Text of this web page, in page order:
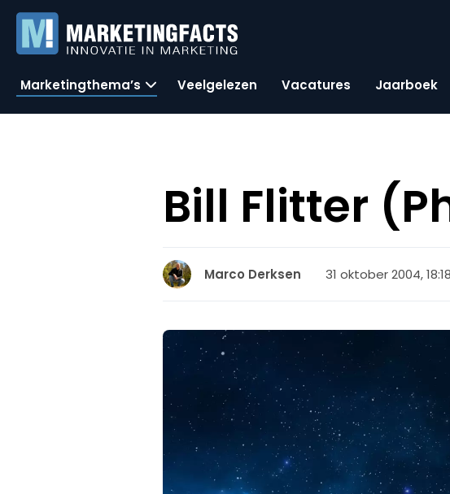
Marketingthema’s Veelgelezen Vacatures Jaarboek
Bill Flitter
Marco Derksen 31 oktober 2004, 18:18